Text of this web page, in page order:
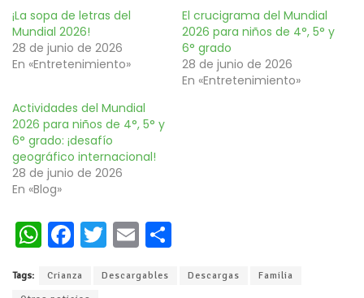
¡La sopa de letras del
Mundial 2026!
28 de junio de 2026
En «Entretenimiento»
El crucigrama del Mundial
2026 para niños de 4°, 5° y
6° grado
28 de junio de 2026
En «Entretenimiento»
Actividades del Mundial
2026 para niños de 4°, 5° y
6° grado: ¡desafío
geográfico internacional!
28 de junio de 2026
En «Blog»
W
at
Fa
b
T
tt
E
ai
m
Tags: Crianza Descargables Descargas
Familia